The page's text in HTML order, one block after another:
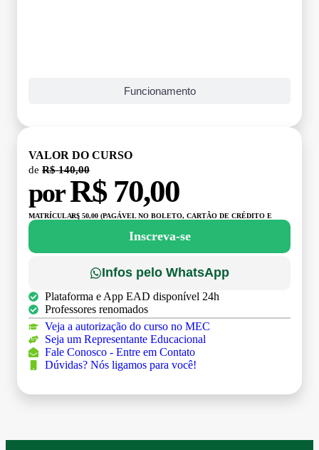
Funcionamento
VALOR DO CURSO
de R$ 140,00
porR$ 70,00
MATRÍCULA:R$ 50,00 (PAGÁVEL NO BOLETO, CARTÃO DE CRÉDITO E
Inscreva-se
Infos pelo WhatsApp
Plataforma e App EAD disponível 24h
Professores renomados
Veja a autorização do curso no MEC
Seja um Representante Educacional
Fale Conosco - Entre em Contato
Dúvidas? Nós ligamos para você!